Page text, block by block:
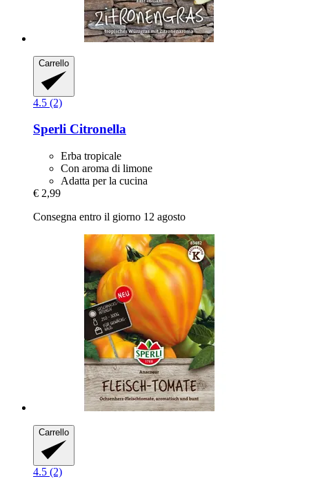
Carrello
4.5 (2)
Sperli Citronella
Erba tropicale
Con aroma di limone
Adatta per la cucina
€ 2,99
Consegna entro il giorno 12 agosto
Carrello
4.5 (2)